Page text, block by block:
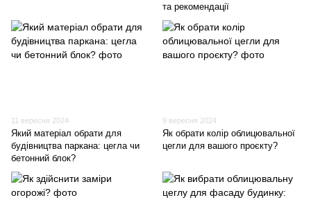
та рекомендації
11 вересня 2024
Який матеріал обрати для
будівництва паркана: цегла чи
бетонний блок?
9 вересня 2024
Як обрати колір облицювальної
цегли для вашого проєкту?